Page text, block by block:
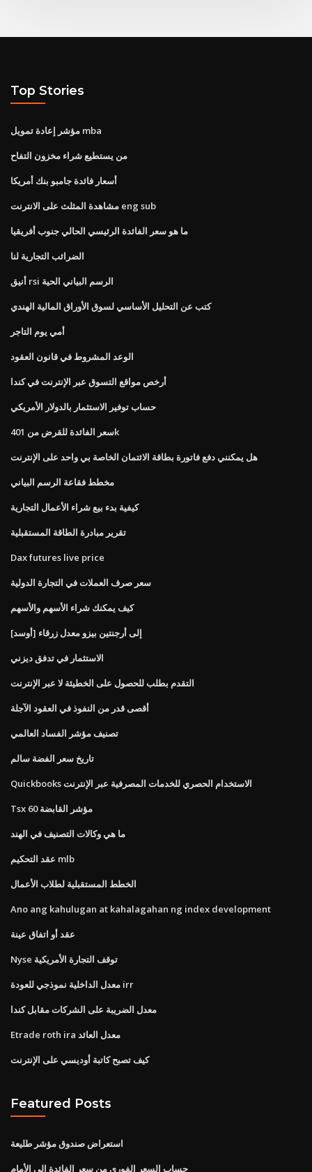
Top Stories
مؤشر إعادة تمويل mba
من يستطيع شراء مخزون التفاح
أسعار فائدة جامبو بنك أمريكا
مشاهدة المثلث على الانترنت eng sub
ما هو سعر الفائدة الرئيسي الحالي جنوب أفريقيا
الضرائب التجارية لنا
أنيق rsi الرسم البياني الحية
كتب عن التحليل الأساسي لسوق الأوراق المالية الهندي
أمي يوم التاجر
الوعد المشروط في قانون العقود
أرخص مواقع التسوق عبر الإنترنت في كندا
حساب توفير الاستثمار بالدولار الأمريكي
سعر الفائدة للقرض من 401k
هل يمكنني دفع فاتورة بطاقة الائتمان الخاصة بي واحد على الإنترنت
مخطط فقاعة الرسم البياني
كيفية بدء بيع شراء الأعمال التجارية
تقرير مبادرة الطاقة المستقبلية
Dax futures live price
سعر صرف العملات في التجارة الدولية
كيف يمكنك شراء الأسهم والأسهم
[أوسد] إلى أرجنتين بيزو معدل زرقاء
الاستثمار في تدفق ديزني
التقدم بطلب للحصول على الخطيئة لا عبر الإنترنت
أقصى قدر من النفوذ في العقود الآجلة
تصنيف مؤشر الفساد العالمي
تاريخ سعر الفضة سالم
Quickbooks الاستخدام الحصري للخدمات المصرفية عبر الإنترنت
Tsx 60 مؤشر القابضة
ما هي وكالات التصنيف في الهند
عقد التحكيم mlb
الخطط المستقبلية لطلاب الأعمال
Ano ang kahulugan at kahalagahan ng index development
عقد أو اتفاق عينة
Nyse توقف التجارة الأمريكية
معدل الداخلية نموذجي للعودة irr
معدل الضريبة على الشركات مقابل كندا
Etrade roth ira معدل العائد
كيف تصبح كاتبة أوديسي على الإنترنت
Featured Posts
استعراض صندوق مؤشر طليعة
حساب السعر الفوري من سعر الفائدة إلى الأمام